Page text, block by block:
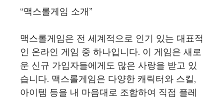
“맥스롤게임 소개”
맥스롤게임은 전 세계적으로 인기 있는 대표적
인 온라인 게임 중 하나입니다. 이 게임은 새로
운 신규 가입자들에게도 많은 사랑을 받고 있
습니다. 맥스롤게임은 다양한 캐릭터와 스킬,
아이템 등을 내 마음대로 조합하여 직접 플레